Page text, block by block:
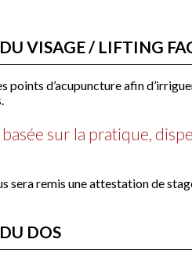
VISAGE / LIFTING
d’acupuncture afin
sur la pratique,
sera remis une attestation de
DOS